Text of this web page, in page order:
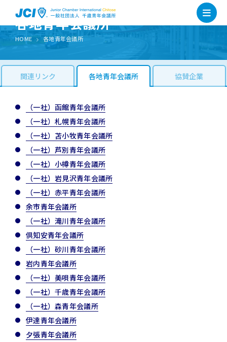
各地青年会議所
HOME 各地青年会議所
関連リンク 各地青年会議所 協賛企業
（一社）函館青年会議所
（一社）札幌青年会議所
（一社）苫小牧青年会議所
（一社）芦別青年会議所
（一社）小樽青年会議所
（一社）岩見沢青年会議所
（一社）赤平青年会議所
余市青年会議所
（一社）滝川青年会議所
倶知安青年会議所
（一社）砂川青年会議所
岩内青年会議所
（一社）美唄青年会議所
（一社）千歳青年会議所
（一社）森青年会議所
伊達青年会議所
夕張青年会議所